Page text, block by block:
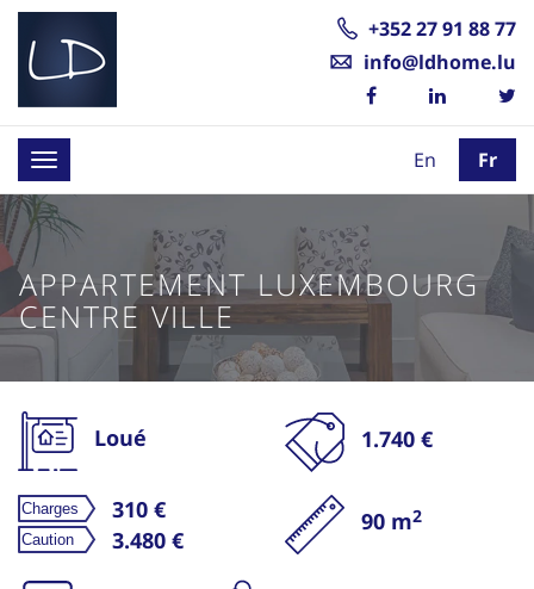
+352 27 91 88 77
info@ldhome.lu
Toggle
navigation
En Fr
APPARTEMENT LUXEMBOURG
CENTRE VILLE
Loué 1.740 €
310 €
3.480 €
90 m2